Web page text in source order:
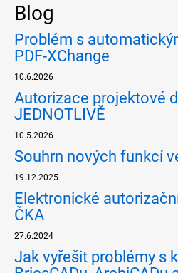
Blog
Problém s
PDF-XChange
10.6.2026
Autorizace projektové
JEDNOTLIVĚ
10.5.2026
Souhrn nových funkcí
19.12.2025
Elektronické
ČKA
27.6.2024
Jak vyřešit problémy s